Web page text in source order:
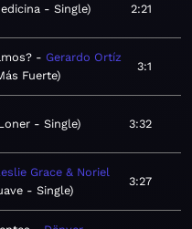
- Single 2:21
Gerardo Ortíz
Fuerte
3:1
- Single 3:32
Grace & Noriel
- Single
3:27